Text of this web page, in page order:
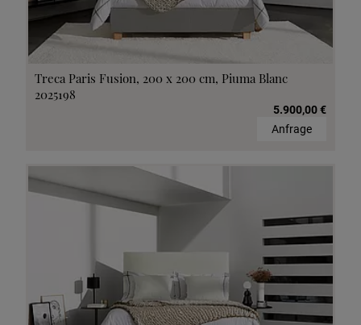
Treca Paris Fusion, 200 x 200 cm, Piuma Blanc
2025198
5.900,00 €
Anfrage